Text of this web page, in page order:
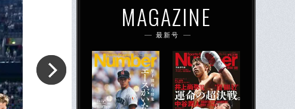
MAGAZINE
最新号